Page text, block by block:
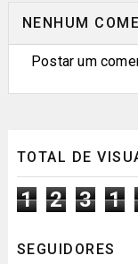
NENHUM
Postar um
TOTAL DE
1 2 3 1
SEGUIDORES